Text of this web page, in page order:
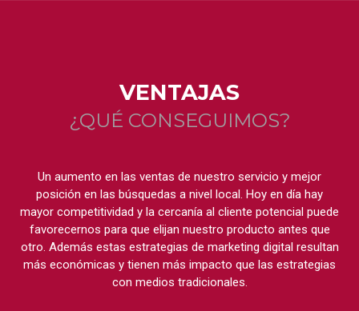
VENTAJAS
¿QUÉ CONSEGUIMOS?
Un aumento en las ventas de nuestro servicio y mejor
posición en las búsquedas a nivel local. Hoy en día hay
mayor competitividad y la cercanía al cliente potencial puede
favorecernos para que elijan nuestro producto antes que
otro. Además estas estrategias de marketing digital resultan
más económicas y tienen más impacto que las estrategias
con medios tradicionales.